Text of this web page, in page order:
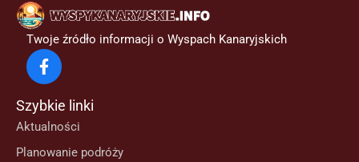
Twoje źródło informacji o Wyspach Kanaryjskich
Szybkie linki
Aktualności
Planowanie podróży